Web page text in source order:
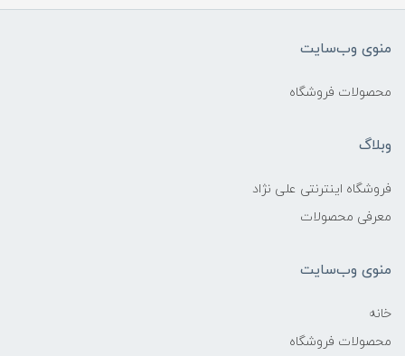
منوی وب‌سایت
محصولات فروشگاه
وبلاگ
فروشگاه اینترنتی علی نژاد
معرفی محصولات
منوی وب‌سایت
خانه
محصولات فروشگاه